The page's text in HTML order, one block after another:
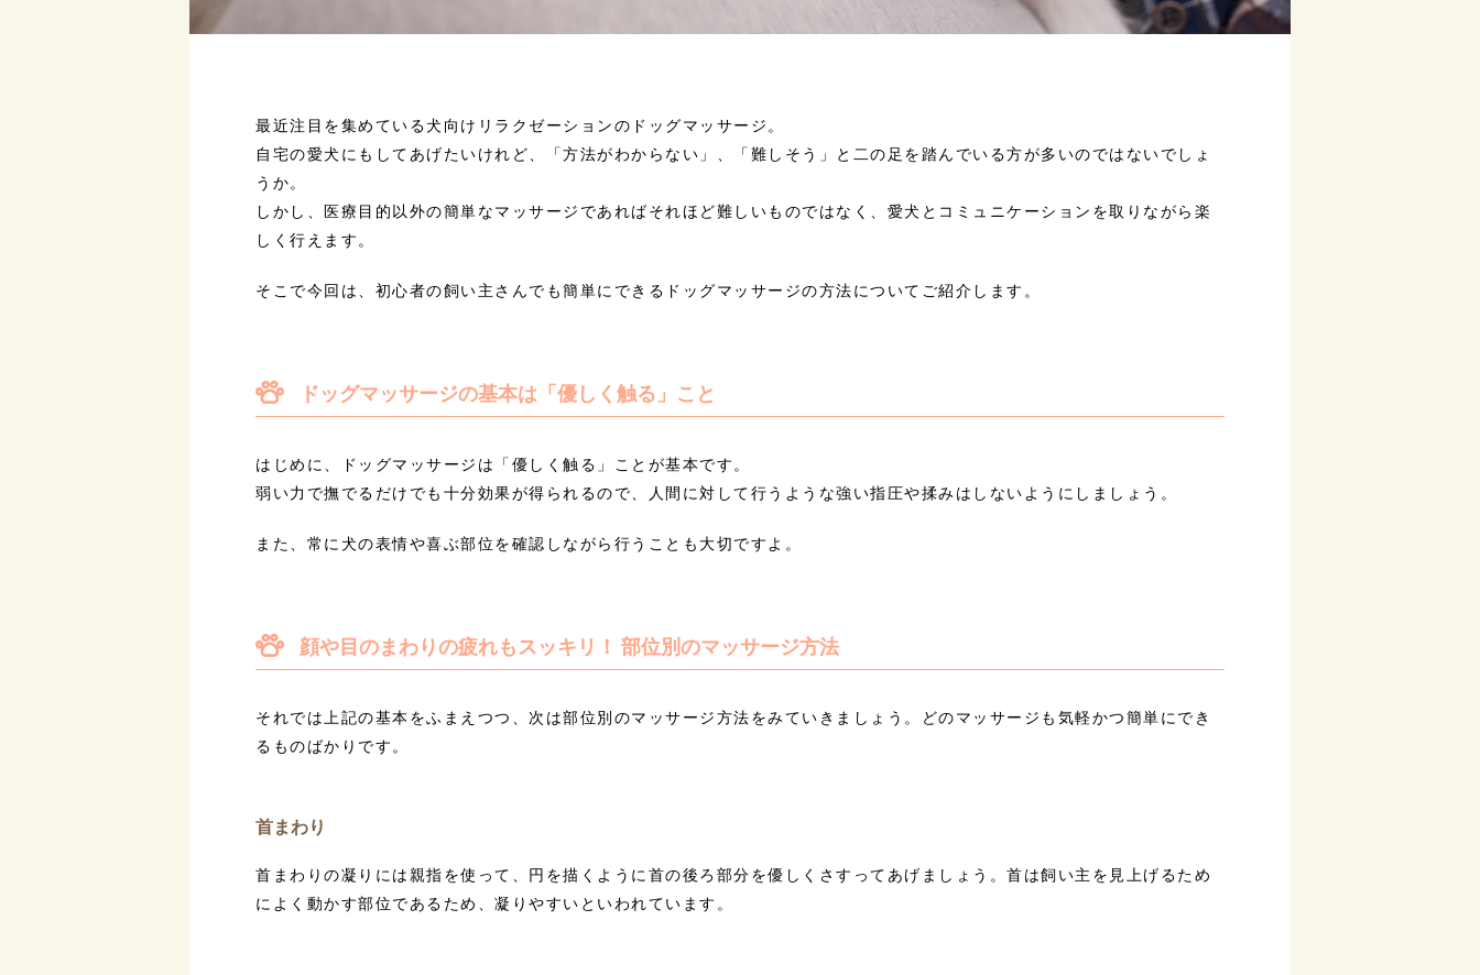
最近注目を集めている犬向けリラクゼーションのドッグマッサージ。
自宅の愛犬にもしてあげたいけれど、「方法がわからない」、「難しそう」と二の足を踏んでいる方が多いのではないでしょ
うか。
しかし、医療目的以外の簡単なマッサージであればそれほど難しいものではなく、愛犬とコミュニケーションを取りながら楽
しく行えます。
そこで今回は、初心者の飼い主さんでも簡単にできるドッグマッサージの方法についてご紹介します。
ドッグマッサージの基本は「優しく触る」こと
はじめに、ドッグマッサージは「優しく触る」ことが基本です。
弱い力で撫でるだけでも十分効果が得られるので、人間に対して行うような強い指圧や揉みはしないようにしましょう。
また、常に犬の表情や喜ぶ部位を確認しながら行うことも大切ですよ。
顔や目のまわりの疲れもスッキリ！ 部位別のマッサージ方法
それでは上記の基本をふまえつつ、次は部位別のマッサージ方法をみていきましょう。どのマッサージも気軽かつ簡単にでき
るものばかりです。
首まわり
首まわりの凝りには親指を使って、円を描くように首の後ろ部分を優しくさすってあげましょう。首は飼い主を見上げるため
によく動かす部位であるため、凝りやすいといわれています。